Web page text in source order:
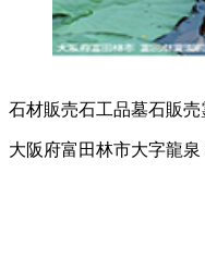
石材販売石工品墓石販売
大阪府富田林市大字龍泉